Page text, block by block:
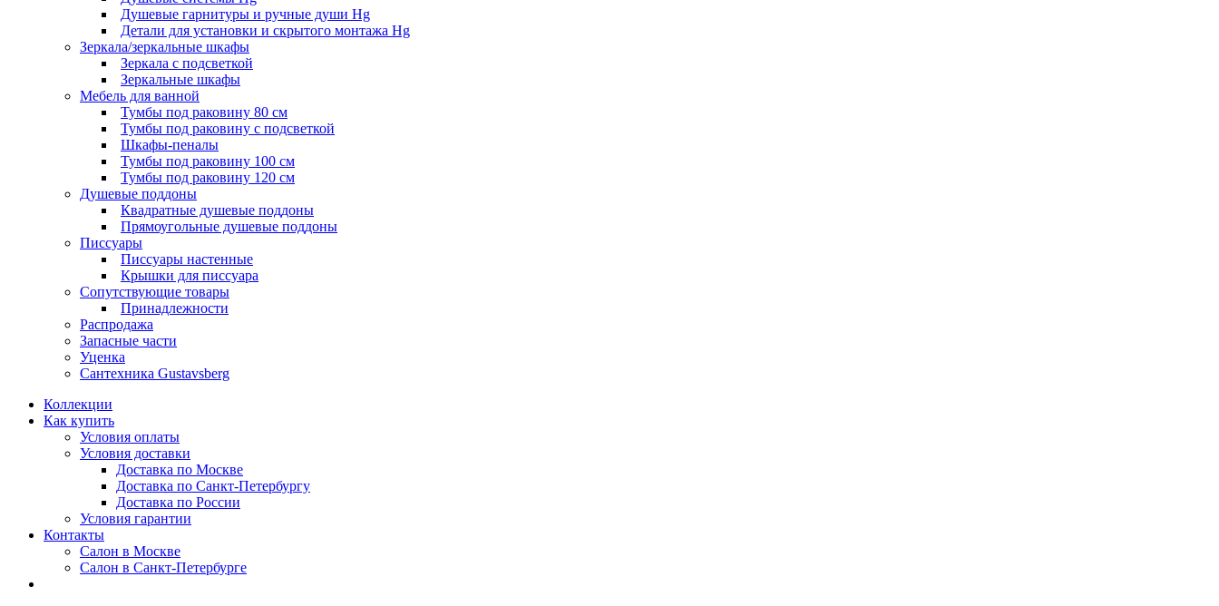
Душевые гарнитуры и ручные души Hg
Детали для установки и скрытого монтажа Hg
Зеркала/зеркальные шкафы
Зеркала с подсветкой
Зеркальные шкафы
Мебель для ванной
Тумбы под раковину 80 см
Тумбы под раковину с подсветкой
Шкафы-пеналы
Тумбы под раковину 100 см
Тумбы под раковину 120 см
Душевые поддоны
Квадратные душевые поддоны
Прямоугольные душевые поддоны
Писсуары
Писсуары настенные
Крышки для писсуара
Сопутствующие товары
Принадлежности
Распродажа
Запасные части
Уценка
Сантехника Gustavsberg
Коллекции
Как купить
Условия оплаты
Условия доставки
Доставка по Москве
Доставка по Санкт-Петербургу
Доставка по России
Условия гарантии
Контакты
Салон в Москве
Салон в Санкт-Петербурге